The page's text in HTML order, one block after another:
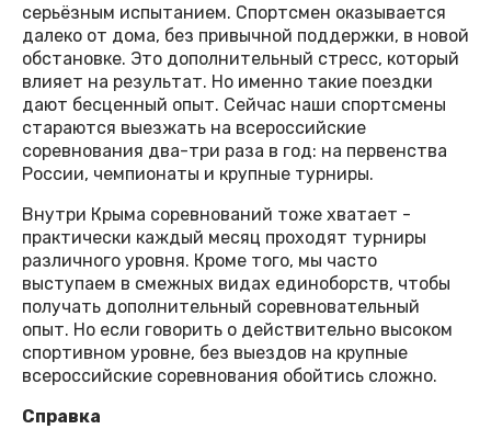
серьёзным испытанием. Спортсмен оказывается
далеко от дома, без привычной поддержки, в новой
обстановке. Это дополнительный стресс, который
влияет на результат. Но именно такие поездки
дают бесценный опыт. Сейчас наши спортсмены
стараются выезжать на всероссийские
соревнования два-три раза в год: на первенства
России, чемпионаты и крупные турниры.
Внутри Крыма соревнований тоже хватает -
практически каждый месяц проходят турниры
различного уровня. Кроме того, мы часто
выступаем в смежных видах единоборств, чтобы
получать дополнительный соревновательный
опыт. Но если говорить о действительно высоком
спортивном уровне, без выездов на крупные
всероссийские соревнования обойтись сложно.
Справка